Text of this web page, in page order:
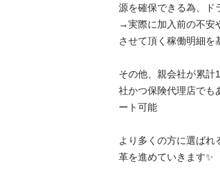
源を確保できる為、ド
→実際に加入前の不安
させて頂く稼働明細を
その他、親会社が累計
社かつ保険代理店でも
ート可能
より多くの方に選ばれ
革を進めていきます✨